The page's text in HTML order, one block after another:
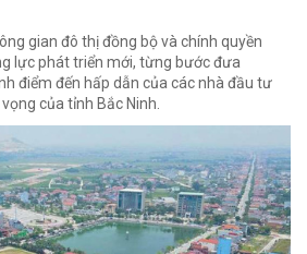
gian đô thị đồng bộ và chính quyền
lực phát triển mới, từng bước đưa
điểm đến hấp dẫn của các nhà đầu tư
của tỉnh Bắc Ninh.